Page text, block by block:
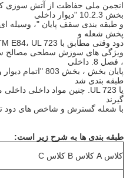
بخش 10.2.3 "دیوار داخلی
طبقه بندی سقف پایان "، وسیله ای
پخش شعله و
دود وقتی مطابق با NFPA 255، ASTM E84، UL 723 "آزمایش می شود
ویژگی های سوزش سطحی مصالح
، فصل 8. داخلی
پایان بخش ، بخش 803 "اتمام دیوار و سقف" ،
طبقه بندی شد
یا UL 723. چنین مواد داخلی داخلی
گیرند
با شعله گسترش و شاخص های دود
طبقه بندی ها به شرح زیر است:
کلاس A کلاس B کلاس C